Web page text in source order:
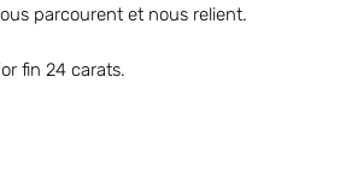
parcourent et nous relient.
fin 24 carats.